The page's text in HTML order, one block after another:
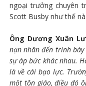
ngoại trưởng chuyên
Scott Busby như thế
Ông Dương Xuân
nạn nhân đến trình
sự áp bức khác nhau.
là về cái bạo lực.
một tôn giáo, điều đó